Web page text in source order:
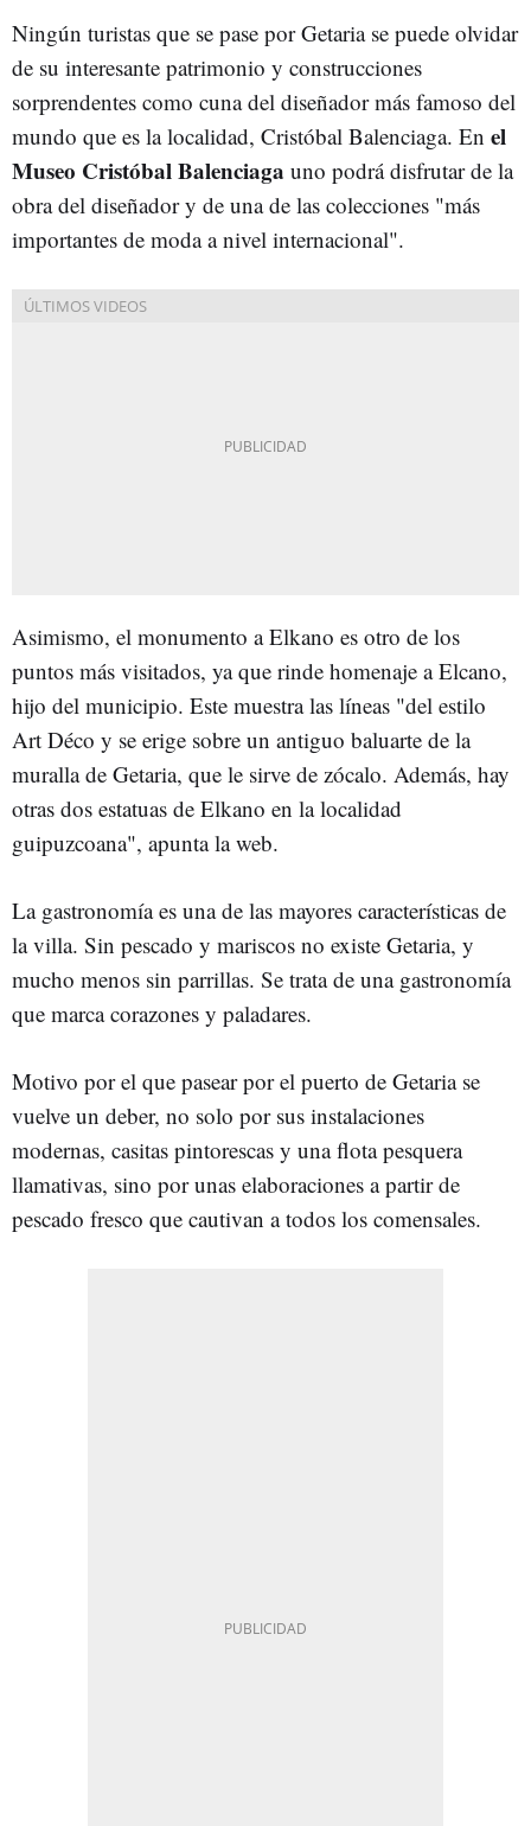
Ningún turistas que se pase por Getaria se puede olvidar
de su interesante patrimonio y construcciones
sorprendentes como cuna del diseñador más famoso del
mundo que es la localidad, Cristóbal Balenciaga. En el
Museo Cristóbal Balenciaga uno podrá disfrutar de la
obra del diseñador y de una de las colecciones "más
importantes de moda a nivel internacional".
Asimismo, el monumento a Elkano es otro de los
puntos más visitados, ya que rinde homenaje a Elcano,
hijo del municipio. Este muestra las líneas "del estilo
Art Déco y se erige sobre un antiguo baluarte de la
muralla de Getaria, que le sirve de zócalo. Además, hay
otras dos estatuas de Elkano en la localidad
guipuzcoana", apunta la web.
La gastronomía es una de las mayores características de
la villa. Sin pescado y mariscos no existe Getaria, y
mucho menos sin parrillas. Se trata de una gastronomía
que marca corazones y paladares.
Motivo por el que pasear por el puerto de Getaria se
vuelve un deber, no solo por sus instalaciones
modernas, casitas pintorescas y una flota pesquera
llamativas, sino por unas elaboraciones a partir de
pescado fresco que cautivan a todos los comensales.